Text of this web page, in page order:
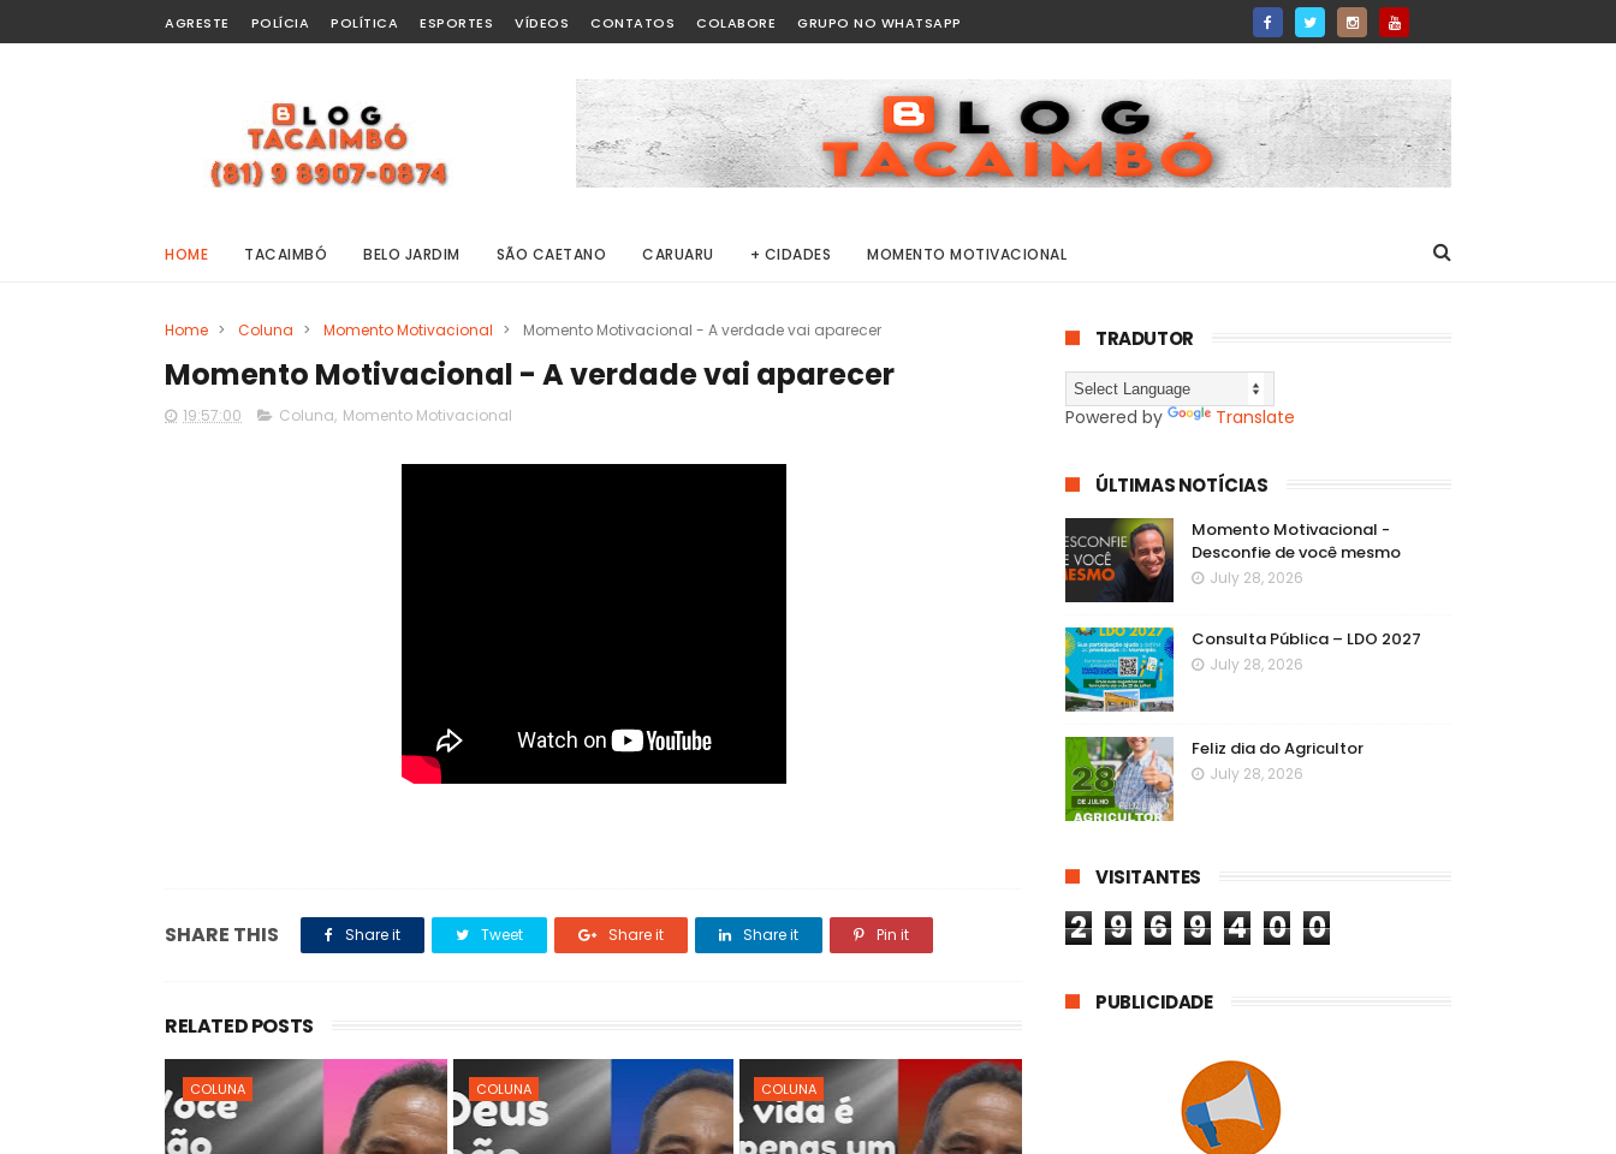
AGRESTE POLÍCIA POLÍTICA ESPORTES VÍDEOS CONTATOS COLABORE GRUPO NO WHATSAPP
HOME TACAIMBÓ BELO JARDIM SÃO CAETANO CARUARU + CIDADES MOMENTO MOTIVACIONAL
Home > Coluna > Momento Motivacional > Momento Motivacional - A verdade vai aparecer
Momento Motivacional - A verdade vai aparecer
19:57:00 Coluna, Momento Motivacional
SHARE THIS Share it Tweet Share it Share it Pin it
RELATED POSTS
COLUNA COLUNA COLUNA
TRADUTOR
Powered by Translate
ÚLTIMAS NOTÍCIAS
Momento Motivacional -
Desconfie de você mesmo
July 28, 2026
Consulta Pública – LDO 2027
July 28, 2026
Feliz dia do Agricultor
July 28, 2026
VISITANTES
2 9 6 9 4 0 0
PUBLICIDADE